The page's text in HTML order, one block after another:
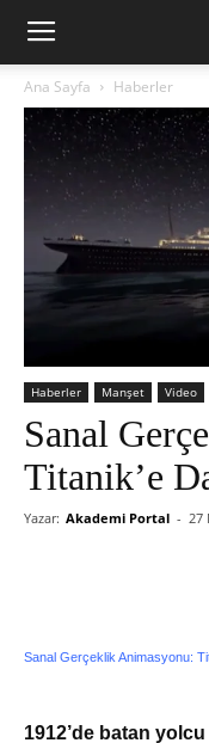
Ana Sayfa Haberler
Haberler Manşet Video
Sanal
Titanik’e
Yazar: Akademi Portal - 27
Sanal Gerçeklik Animasyonu:
1912’de batan